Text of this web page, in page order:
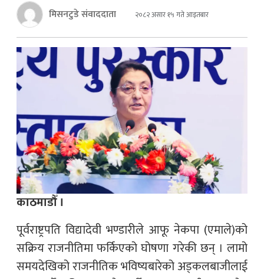
मिसनटुडे संवाददाता २०८२ असार १५ गते आइतबार
काठमाडौँ ।
पूर्वराष्ट्रपति विद्यादेवी भण्डारीले आफू नेकपा (एमाले)को
सक्रिय राजनीतिमा फर्किएको घोषणा गरेकी छन् । लामो
समयदेखिको राजनीतिक भविष्यबारेको अड्कलबाजीलाई